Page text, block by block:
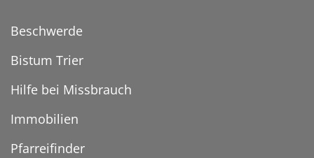
Beschwerde
Bistum Trier
Hilfe bei Missbrauch
Immobilien
Pfarreifinder